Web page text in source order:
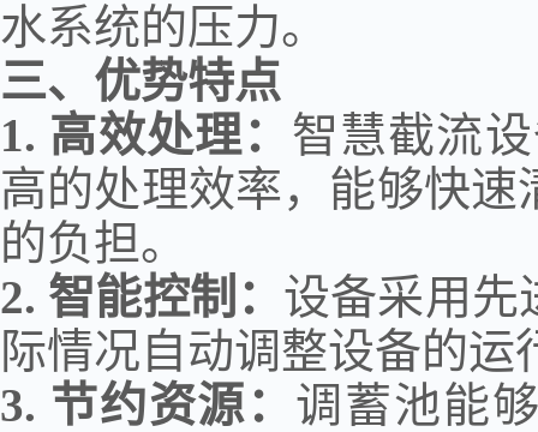
水系统的压力。
三、优势特点
1. 高效处理： 智慧截流
高的处理效率，能够快
的负担。
2. 智能控制： 设备采用先
际情况自动调整设备的
3. 节约资源： 调蓄池能